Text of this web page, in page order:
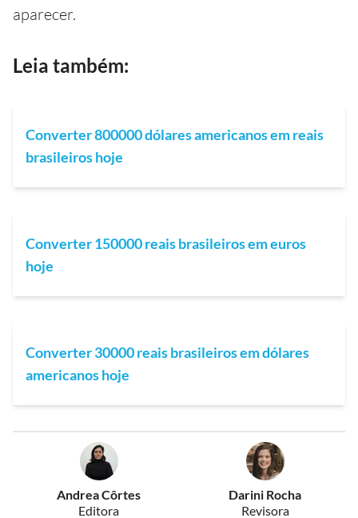
aparecer.
Leia também:
Converter 800000 dólares americanos em reais
brasileiros hoje
Converter 150000 reais brasileiros em euros
hoje
Converter 30000 reais brasileiros em dólares
americanos hoje
Andrea Côrtes
Editora
Darini Rocha
Revisora